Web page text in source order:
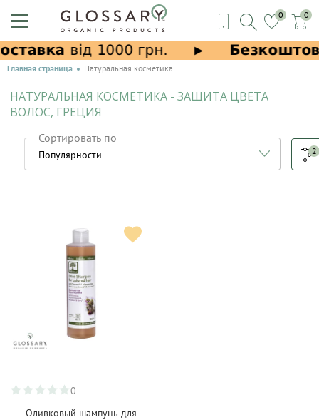
0 0
Главная страница Натуральная косметика
НАТУРАЛЬНАЯ КОСМЕТИКА - ЗАЩИТА ЦВЕТА
ВОЛОС, ГРЕЦИЯ
Сортировать по
2
0
Оливковый шампунь для